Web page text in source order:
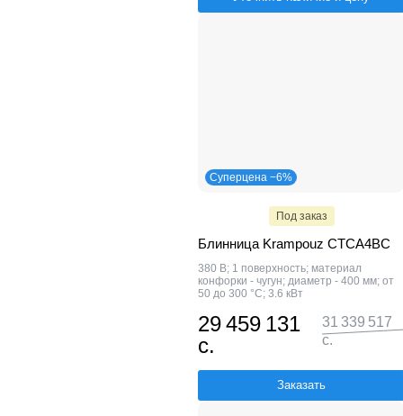
Суперцена −6%
Под заказ
Блинница Krampouz CTCA4BC
380 В; 1 поверхность; материал
конфорки - чугун; диаметр - 400 мм; от
50 до 300 °C; 3.6 кВт
29 459 131
с.
31 339 517
с.
Заказать